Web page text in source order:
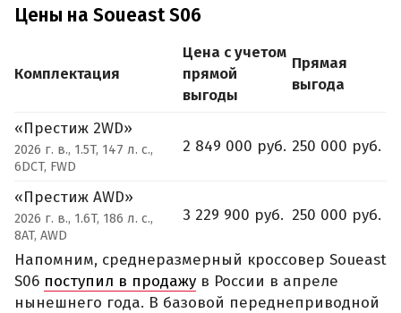
Цены на Soueast S06
Комплектация
Цена с учетом
прямой
выгоды
Прямая
выгода
«Престиж 2WD»
2026 г. в., 1.5T, 147 л. с.,
6DCT, FWD
2 849 000 руб. 250 000 руб.
«Престиж AWD»
2026 г. в., 1.6T, 186 л. с.,
8AT, AWD
3 229 900 руб. 250 000 руб.
Напомним, среднеразмерный кроссовер Soueast
S06 поступил в продажу в России в апреле
нынешнего года. В базовой переднеприводной